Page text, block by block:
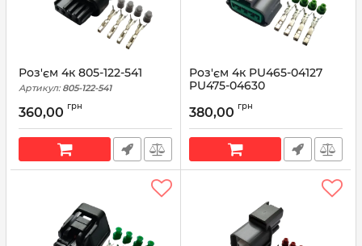
Роз'єм 4к 805-122-541
Артикул: 805-122-541
360,00 грн
Роз'єм 4к PU465-04127
PU475-04630
380,00 грн